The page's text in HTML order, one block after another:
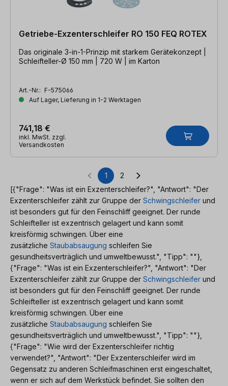
Getriebe-Exzenterschleifer RO 150 FEQ ROTEX
Das originale 3-in-1-Prinzip mit starkem Gerätekonzept |
Schleifteller-Ø 150 mm | 720 W | im Karton
Art.-Nr.: F-575066
Auf Lager, Lieferung in 1-2 Werktagen
741,18 €
inkl. MwSt. zzgl.
Versandkosten
Seite
1 Seite
2
[{"Frage": "Was ist ein Exzenterschleifer?", "Antwort": "Der
Exzenterschleifer zählt zur Gruppe der Schwingschleifer und
ist besonders gut für den Feinschliff geeignet. Der runde
Schleifteller ist exzentrisch gelagert und kann somit
kreisförmig schwingen. Über eine
zusätzliche Staubabsaugung schleifen Sie
gesundheitsverträglich und umweltbewusst.", "Tipp": ""},
{"Frage": "Was ist ein Exzenterschleifer?", "Antwort": "Der
Exzenterschleifer zählt zur Gruppe der Schwingschleifer und
ist besonders gut für den Feinschliff geeignet. Der runde
Schleifteller ist exzentrisch gelagert und kann somit
kreisförmig schwingen. Über eine
zusätzliche Staubabsaugung schleifen Sie
gesundheitsverträglich und umweltbewusst.", "Tipp": ""},
{"Frage": "Wie wird der Exzenterschleifer richtig
verwendet?", "Antwort": "Der Exzenterschleifer wird im
Gegensatz zu anderen Schleifmaschinen erst eingeschaltet,
wenn er sich auf dem Werkstück befindet. Sie sollten den